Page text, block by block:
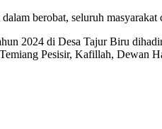
berobat, seluruh
2024 di Desa Tajur Biru
Pesisir, Kafillah, Dewan